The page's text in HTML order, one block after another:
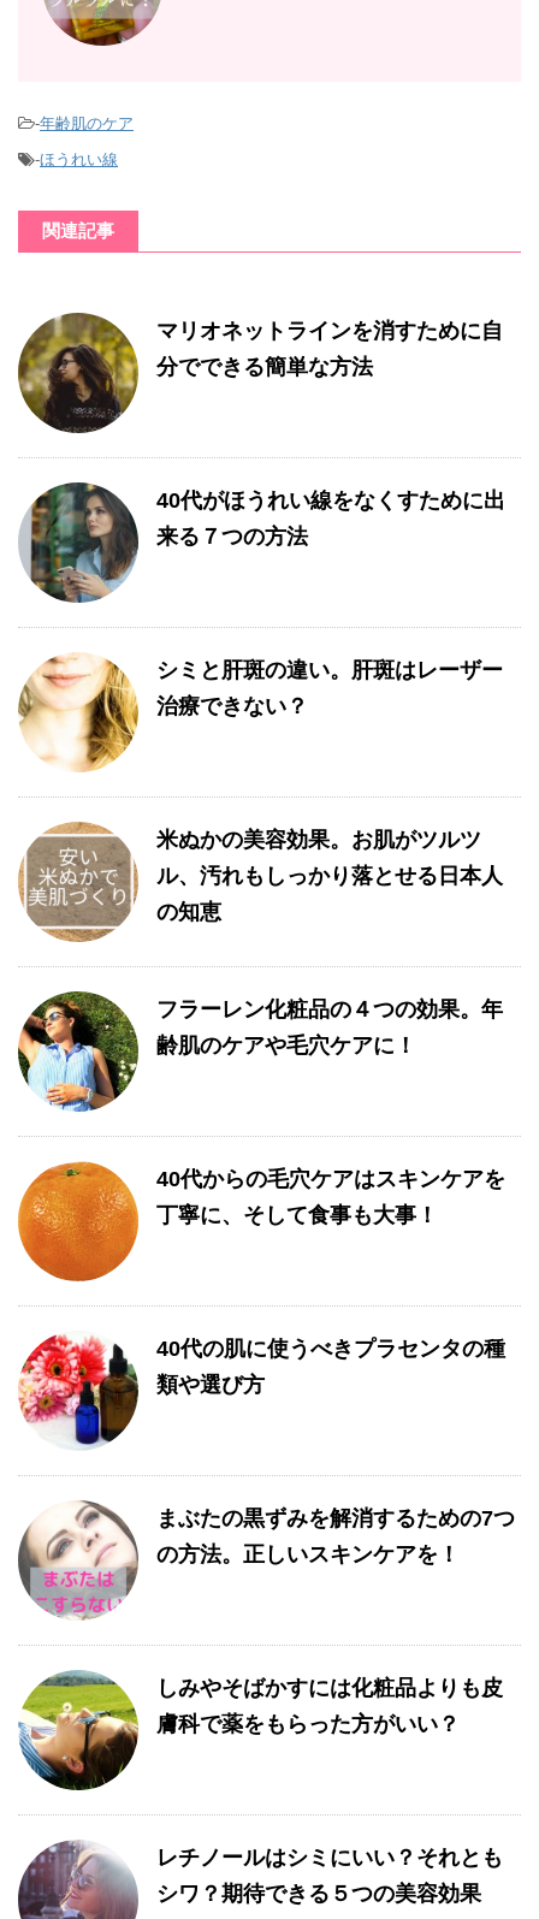
-年齢肌のケア
-ほうれい線
関連記事
マリオネットラインを消すために自
分でできる簡単な方法
40代がほうれい線をなくすために出
来る７つの方法
シミと肝斑の違い。肝斑はレーザー
治療できない？
米ぬかの美容効果。お肌がツルツ
ル、汚れもしっかり落とせる日本人
の知恵
フラーレン化粧品の４つの効果。年
齢肌のケアや毛穴ケアに！
40代からの毛穴ケアはスキンケアを
丁寧に、そして食事も大事！
40代の肌に使うべきプラセンタの種
類や選び方
まぶたの黒ずみを解消するための7つ
の方法。正しいスキンケアを！
しみやそばかすには化粧品よりも皮
膚科で薬をもらった方がいい？
レチノールはシミにいい？それとも
シワ？期待できる５つの美容効果